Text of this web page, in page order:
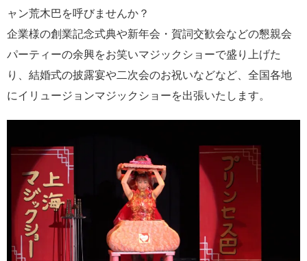
ャン荒木巴を呼びませんか？
企業様の創業記念式典や新年会・賀詞交歓会などの懇親会
パーティーの余興をお笑いマジックショーで盛り上げた
り、結婚式の披露宴や二次会のお祝いなどなど、全国各地
にイリュージョンマジックショーを出張いたします。